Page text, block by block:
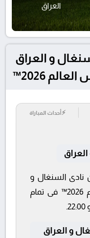
العراق
و العراق
⚡أحداث المباراة
6/2026 كلا من نادى السنغال و
العراق فى بطولة كأس العالم 2026™ فى تمام
و العراق